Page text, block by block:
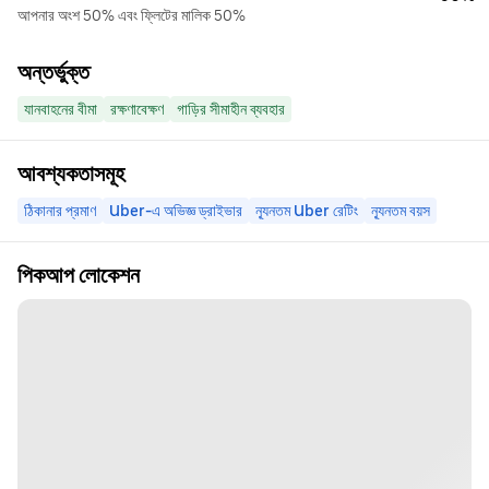
আপনার অংশ 50% এবং ফ্লিটের মালিক 50%
অন্তর্ভুক্ত
যানবাহনের বীমা রক্ষণাবেক্ষণ গাড়ির সীমাহীন ব্যবহার
আবশ্যকতাসমূহ
ঠিকানার প্রমাণ Uber-এ অভিজ্ঞ ড্রাইভার ন্যূনতম Uber রেটিং ন্যূনতম বয়স
পিকআপ লোকেশন